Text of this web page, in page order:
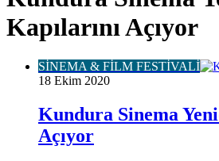
Kapılarını Açıyor
SİNEMA & FİLM FESTİVALİ
18 Ekim 2020
Kundura Sinema
Açıyor